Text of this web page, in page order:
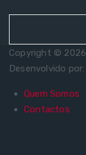
Copyright © 2026
Desenvolvido por:
Quem Somos
Contactos